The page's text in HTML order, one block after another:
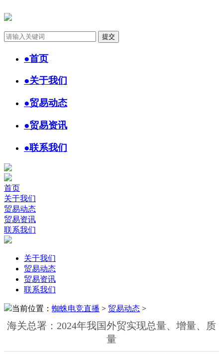
●首页
●关于我们
●贸易动态
●贸易资讯
●联系我们
首页
关于我们
贸易动态
贸易资讯
联系我们
关于我们
贸易动态
贸易资讯
联系我们
当前位置： 蜘蛛电竞直播 > 贸易动态 >
海关总署：2024年我国外贸实现总量、增量、质
量